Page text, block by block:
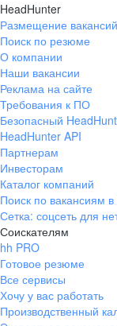
HeadHunter
Размещение вакансий
Поиск по резюме
О компании
Наши вакансии
Реклама на сайте
Требования к ПО
Безопасный
HeadHunter API
Партнерам
Инвесторам
Каталог компаний
Поиск по вакансиям
Сетка: соцсеть для
Соискателям
hh PRO
Готовое резюме
Все сервисы
Хочу у вас работать
Производственный